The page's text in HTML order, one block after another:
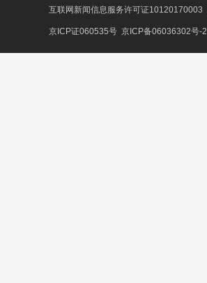
互联网新闻信息服务许可证10120170003
京ICP证060535号 京ICP备06036302号-2